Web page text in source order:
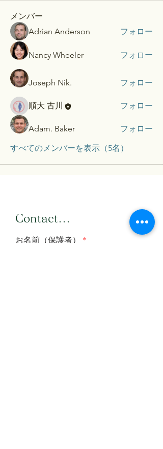
メンバー
Adrian Anderson
フォロー
Nancy Wheeler フォロー
Joseph Nik. フォロー
順大 古川 フォロー
Adam. Baker
フォロー
すべてのメンバーを表示（5名）
​Contact...
お名前（保護者）